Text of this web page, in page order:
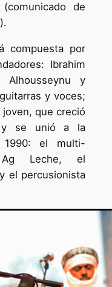
de
compuesta por
Ibrahim
Alhousseynu y
y voces;
que creció
y se unió a la
1990: el multi-
Ag Leche, el
el percusionista